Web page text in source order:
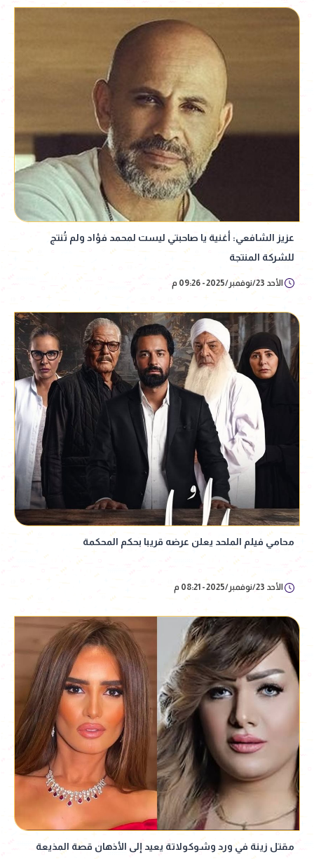
عزيز الشافعي: أغنية يا صاحبتي ليست لمحمد فؤاد ولم تُنتج
للشركة المنتجة
الأحد 23/نوفمبر/2025 - 09:26 م
محامي فيلم الملحد يعلن عرضه قريبا بحكم المحكمة
الأحد 23/نوفمبر/2025 - 08:21 م
مقتل زينة في ورد وشوكولاتة يعيد إلى الأذهان قصة المذيعة